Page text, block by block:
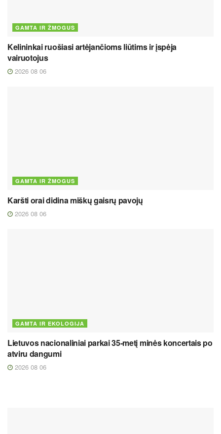
GAMTA IR ŽMOGUS
Kelininkai ruošiasi artėjančioms liūtims ir įspėja
vairuotojus
2026 08 06
GAMTA IR ŽMOGUS
Karšti orai didina miškų gaisrų pavojų
2026 08 06
GAMTA IR EKOLOGIJA
Lietuvos nacionaliniai parkai 35-metį minės koncertais po
atviru dangumi
2026 08 06